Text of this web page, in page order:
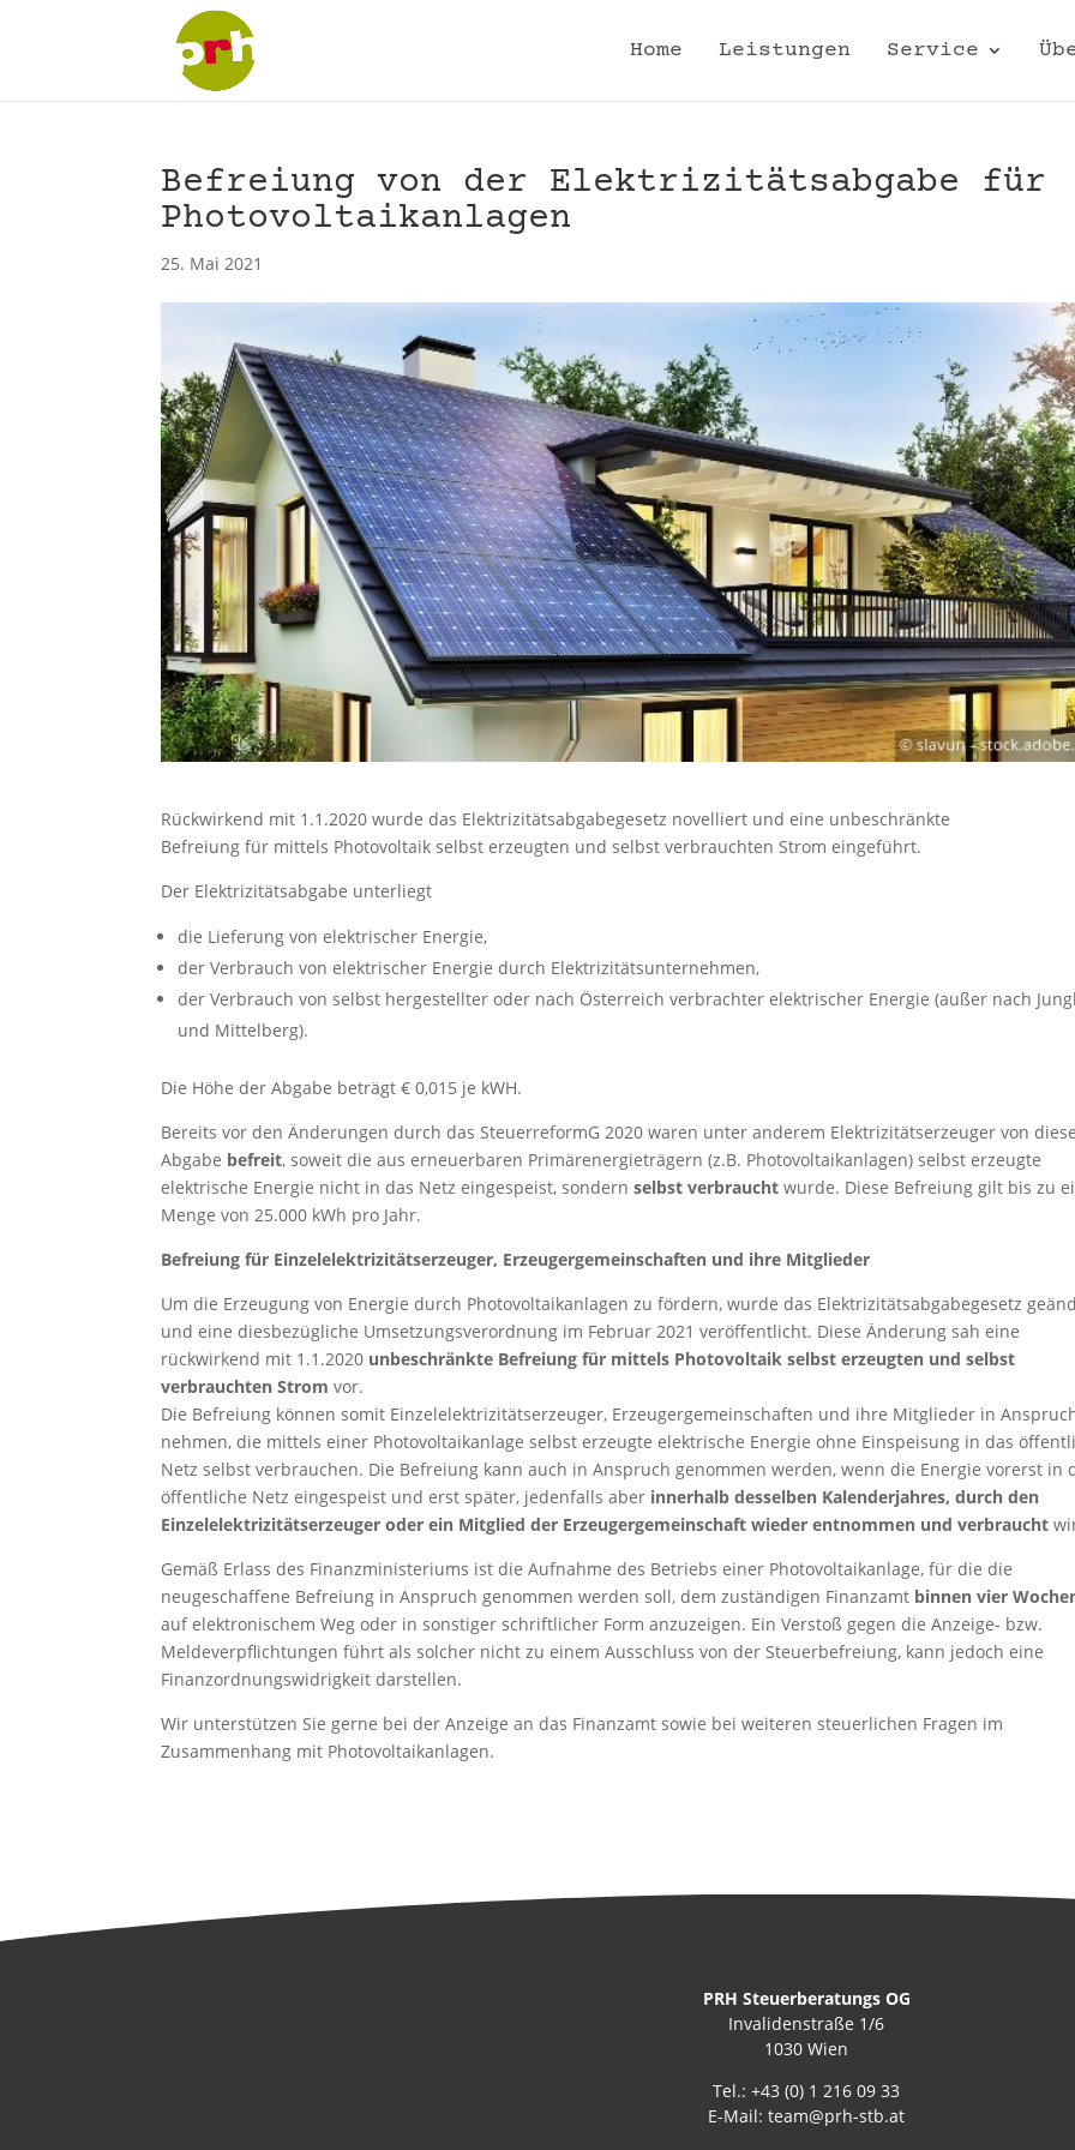
Home Leistungen Service
Befreiung von der Elektrizitätsabgabe für
Photovoltaikanlagen
25. Mai 2021
Rückwirkend mit 1.1.2020 wurde das Elektrizitätsabgabegesetz novelliert und eine unbeschränkte
Befreiung für mittels Photovoltaik selbst erzeugten und selbst verbrauchten Strom eingeführt.
Der Elektrizitätsabgabe unterliegt
die Lieferung von elektrischer Energie,
der Verbrauch von elektrischer Energie durch Elektrizitätsunternehmen,
der Verbrauch von selbst hergestellter oder nach Österreich verbrachter elektrischer Energie (außer nach
und Mittelberg).
Die Höhe der Abgabe beträgt € 0,015 je kWH.
Bereits vor den Änderungen durch das SteuerreformG 2020 waren unter anderem Elektrizitätserzeuger von
Abgabe befreit, soweit die aus erneuerbaren Primärenergieträgern (z.B. Photovoltaikanlagen) selbst erzeugte
elektrische Energie nicht in das Netz eingespeist, sondernselbst verbraucht wurde. Diese Befreiung gilt bis zu
Menge von 25.000 kWh pro Jahr.
Befreiung für Einzelelektrizitätserzeuger, Erzeugergemeinschaften und ihre Mitglieder
Um die Erzeugung von Energie durch Photovoltaikanlagen zu fördern, wurde das Elektrizitätsabgabegesetz
und eine diesbezügliche Umsetzungsverordnung im Februar 2021 veröffentlicht. Diese Änderung sah eine
rückwirkend mit 1.1.2020 unbeschränkte Befreiung für mittels Photovoltaik selbst erzeugten und selbst
verbrauchten Strom vor.
Die Befreiung können somit Einzelelektrizitätserzeuger, Erzeugergemeinschaften und ihre Mitglieder in
nehmen, die mittels einer Photovoltaikanlage selbst erzeugte elektrische Energie ohne Einspeisung in das
Netz selbst verbrauchen. Die Befreiung kann auch in Anspruch genommen werden, wenn die Energie vorerst in
öffentliche Netz eingespeist und erst später, jedenfalls aber innerhalb desselben Kalenderjahres, durch den
Einzelelektrizitätserzeuger oder ein Mitglied der Erzeugergemeinschaft wieder entnommen und verbraucht
Gemäß Erlass des Finanzministeriums ist die Aufnahme des Betriebs einer Photovoltaikanlage, für die die
neugeschaffene Befreiung in Anspruch genommen werden soll, dem zuständigen Finanzamt binnen vier
auf elektronischem Weg oder in sonstiger schriftlicher Form anzuzeigen. Ein Verstoß gegen die Anzeige- bzw.
Meldeverpflichtungen führt als solcher nicht zu einem Ausschluss von der Steuerbefreiung, kann jedoch eine
Finanzordnungswidrigkeit darstellen.
Wir unterstützen Sie gerne bei der Anzeige an das Finanzamt sowie bei weiteren steuerlichen Fragen im
Zusammenhang mit Photovoltaikanlagen.
PRH Steuerberatungs OG
Invalidenstraße 1/6
1030 Wien
Tel.: +43 (0) 1 216 09 33
E-Mail: team@prh-stb.at